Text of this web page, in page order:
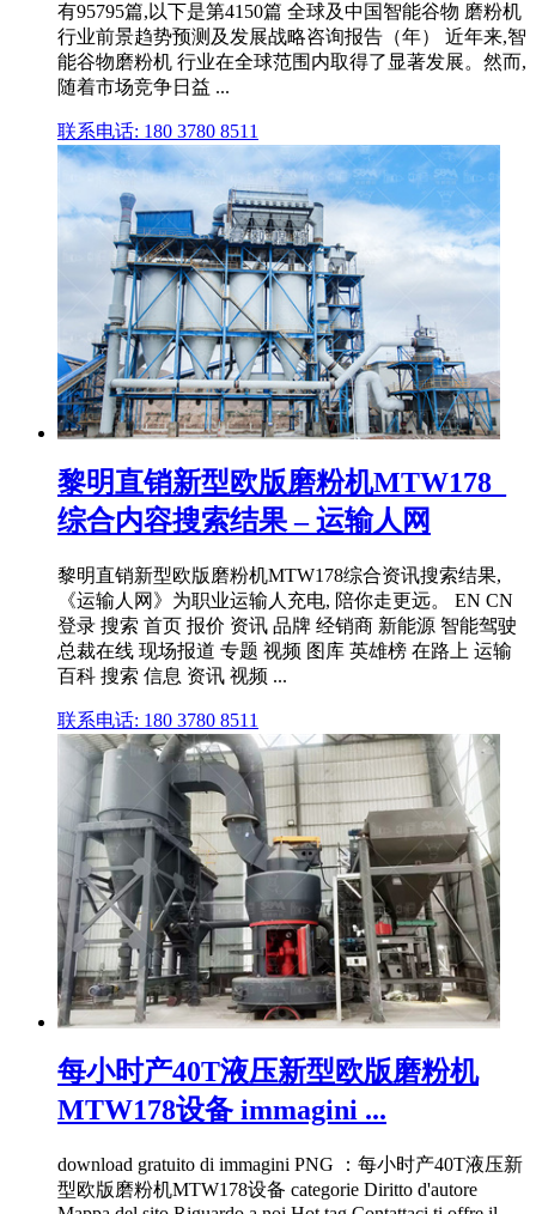
有95795篇,以下是第4150篇 全球及中国智能谷物 磨粉机
行业前景趋势预测及发展战略咨询报告（年） 近年来,智
能谷物磨粉机 行业在全球范围内取得了显著发展。然而,
随着市场竞争日益 ...
联系电话: 180 3780 8511
黎明直销新型欧版磨粉机MTW178_
综合内容搜索结果 – 运输人网
黎明直销新型欧版磨粉机MTW178综合资讯搜索结果,
《运输人网》为职业运输人充电, 陪你走更远。 EN CN
登录 搜索 首页 报价 资讯 品牌 经销商 新能源 智能驾驶
总裁在线 现场报道 专题 视频 图库 英雄榜 在路上 运输
百科 搜索 信息 资讯 视频 ...
联系电话: 180 3780 8511
每小时产40T液压新型欧版磨粉机
MTW178设备 immagini ...
download gratuito di immagini PNG ：每小时产40T液压新
型欧版磨粉机MTW178设备 categorie Diritto d'autore